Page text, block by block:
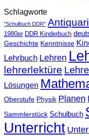
Schlagworte
"Schulbuch DDR"
1980er DDR Kinderbuch
Geschichte Kenntnisse
Lehrbuch Lehren
lehrerlektüre
Lösungen
Oberstufe Physik Planen
Sammlerstück Schulbuch
Unterricht